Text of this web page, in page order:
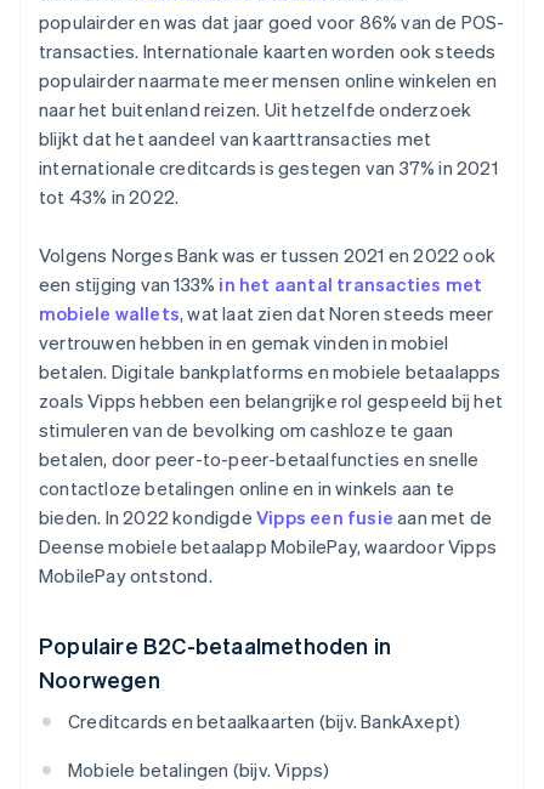
populairder en was dat jaar goed voor 86% van de POS-
transacties. Internationale kaarten worden ook steeds
populairder naarmate meer mensen online winkelen en
naar het buitenland reizen. Uit hetzelfde onderzoek
blijkt dat het aandeel van kaarttransacties met
internationale creditcards is gestegen van 37% in 2021
tot 43% in 2022.
Volgens Norges Bank was er tussen 2021 en 2022 ook
een stijging van 133% in het aantal transacties met
mobiele wallets, wat laat zien dat Noren steeds meer
vertrouwen hebben in en gemak vinden in mobiel
betalen. Digitale bankplatforms en mobiele betaalapps
zoals Vipps hebben een belangrijke rol gespeeld bij het
stimuleren van de bevolking om cashloze te gaan
betalen, door peer-to-peer-betaalfuncties en snelle
contactloze betalingen online en in winkels aan te
bieden. In 2022 kondigde Vipps een fusie aan met de
Deense mobiele betaalapp MobilePay, waardoor Vipps
MobilePay ontstond.
Populaire B2C-betaalmethoden in
Noorwegen
Creditcards en betaalkaarten (bijv. BankAxept)
Mobiele betalingen (bijv. Vipps)